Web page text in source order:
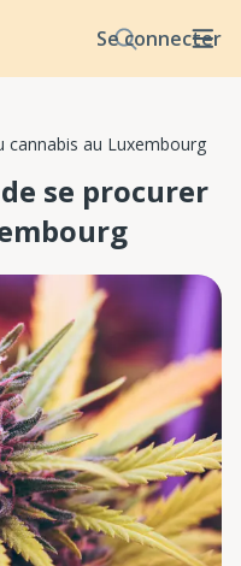
Se connecter
cannabis au Luxembourg
se procurer